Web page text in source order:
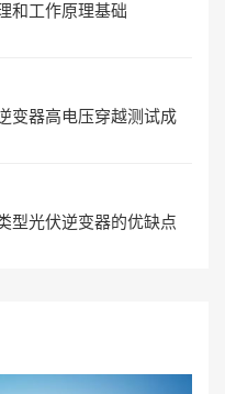
和工作原理基础
变器高电压穿越测试成
型光伏逆变器的优缺点